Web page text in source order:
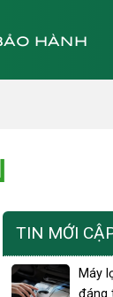
HÀNH
TIN MỚI
Máy
đáng